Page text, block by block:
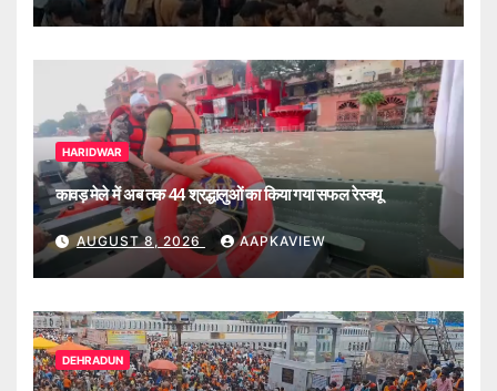
HARIDWAR
कावड़ मेले में अब तक 44 श्रद्धालुओं का किया गया सफल रेस्क्यू
AUGUST 8, 2026 AAPKAVIEW
DEHRADUN